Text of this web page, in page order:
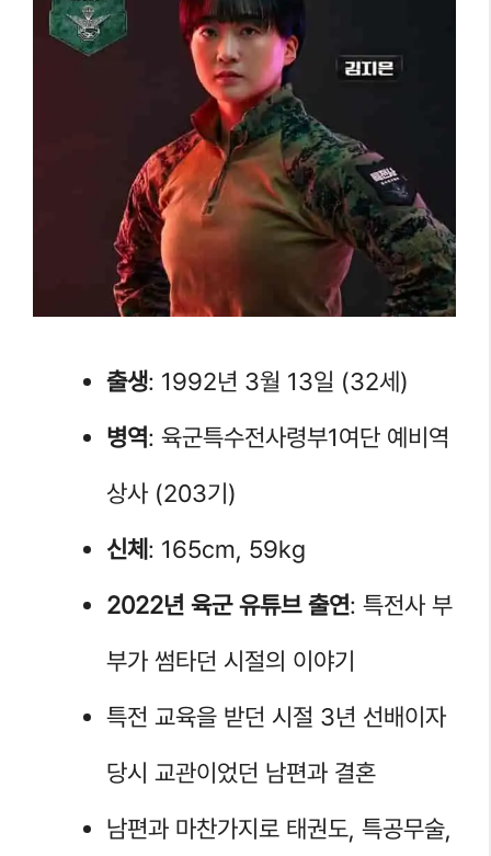
출생: 1992년 3월 13일 (32세)
병역: 육군특수전사령부1여단 예비역
상사 (203기)
신체 : 165cm, 59kg
2022년 육군 유튜브 출연: 특전사 부
부가 썸타던 시절의 이야기
특전 교육을 받던 시절 3년 선배이자
당시 교관이었던 남편과 결혼
남편과 마찬가지로 태권도, 특공무술,